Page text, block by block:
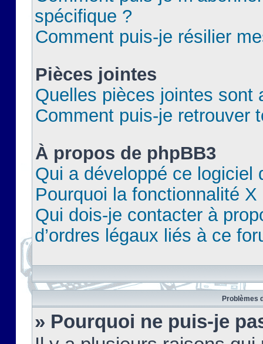
spécifique ?
Comment puis-je résilier
Pièces jointes
Quelles pièces jointes sont
Comment puis-je retrouver
À propos de phpBB3
Qui a développé ce logiciel
Pourquoi la fonctionnalité X
Qui dois-je contacter à
d’ordres légaux liés à ce
Problèmes
» Pourquoi ne puis-je